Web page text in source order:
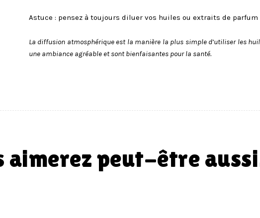
Astuce : pensez à toujours diluer vos huiles ou extraits de parfum
La diffusion atmosphérique est la manière la plus simple d’utiliser les
une ambiance agréable et sont bienfaisantes pour la santé.
aimerez peut-être